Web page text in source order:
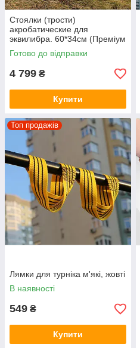
Стоялки (трости)
акробатические для
эквилибра. 60*34см (Преміум
якість)
Готово до відправки
4 799 ₴
Купити
Топ продажів
Лямки для турніка м'які, жовті
В наявності
549 ₴
Купити